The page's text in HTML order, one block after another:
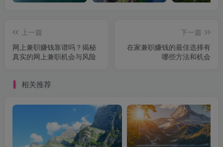
上一篇
网上兼职赚钱靠谱吗？揭秘
真实的网上兼职机会与风险
下一篇
在家兼职赚钱的最佳选择有
哪些方法和机会
相关推荐